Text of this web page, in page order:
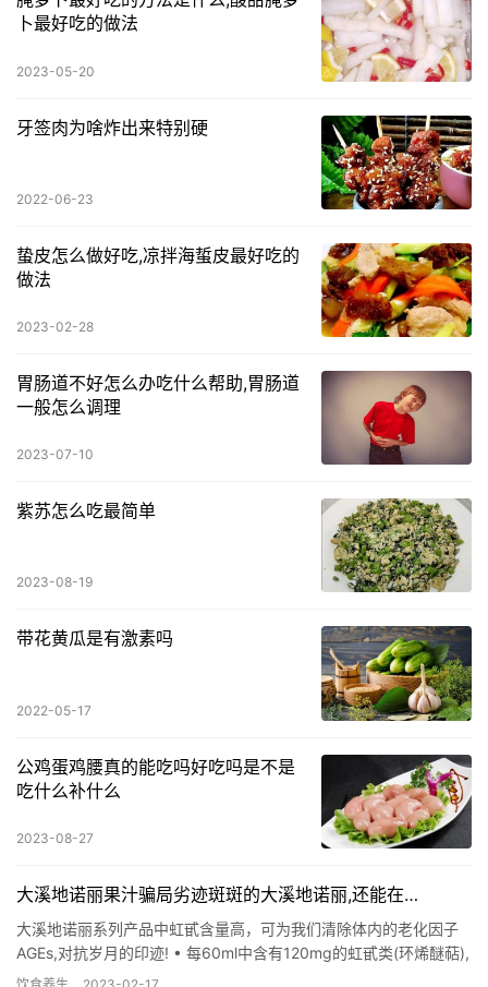
卜最好吃的做法
2023-05-20
牙签肉为啥炸出来特别硬
2022-06-23
蛰皮怎么做好吃,凉拌海蜇皮最好吃的
做法
2023-02-28
胃肠道不好怎么办吃什么帮助,胃肠道
一般怎么调理
2023-07-10
紫苏怎么吃最简单
2023-08-19
带花黄瓜是有激素吗
2022-05-17
公鸡蛋鸡腰真的能吃吗好吃吗是不是
吃什么补什么
2023-08-27
大溪地诺丽果汁骗局劣迹斑斑的大溪地诺丽,还能在…
大溪地诺丽系列产品中虹甙含量高，可为我们清除体内的老化因子
AGEs,对抗岁月的印迹! • 每60ml中含有120mg的虹甙类(环烯醚萜),
每天饮用,让您和家人更年轻、更有活力! •…